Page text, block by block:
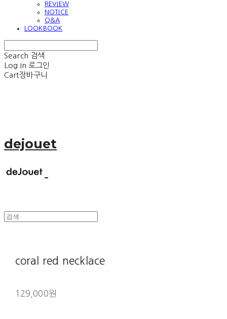
REVIEW
NOTICE
Q&A
LOOKBOOK
Search 검색
Log In 로그인
Cart장바구니
dejouet
coral red necklace
129,000원